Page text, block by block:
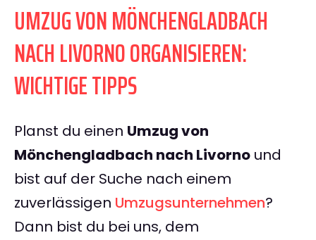
UMZUG VON MÖNCHENGLADBACH
NACH LIVORNO ORGANISIEREN:
WICHTIGE TIPPS
Planst du einen Umzug von
Mönchengladbach nach Livorno und
bist auf der Suche nach einem
zuverlässigen Umzugsunternehmen?
Dann bist du bei uns, dem